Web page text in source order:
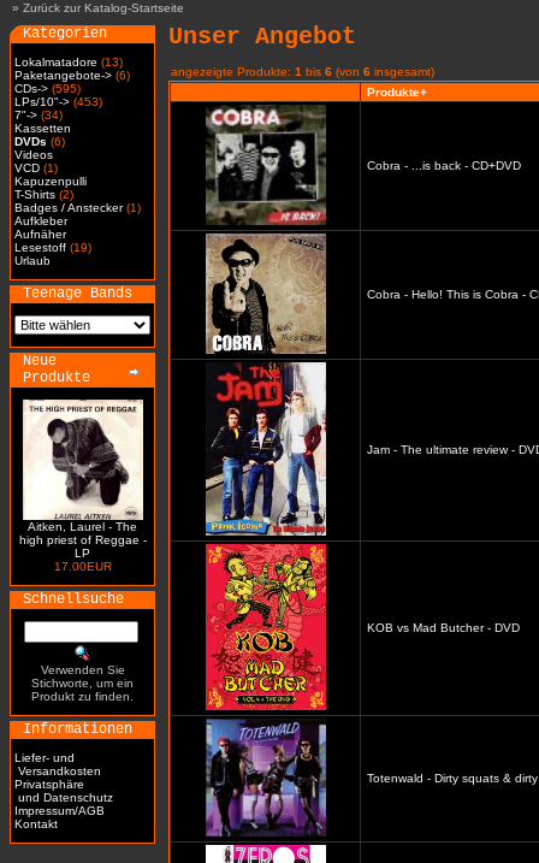
» Zurück zur Katalog-Startseite
Kategorien
Lokalmatadore (13)
Paketangebote-> (6)
CDs-> (595)
LPs/10"-> (453)
7"-> (34)
Kassetten
DVDs (6)
Videos
VCD (1)
Kapuzenpulli
T-Shirts (2)
Badges / Anstecker(1)
Aufkleber
Aufnäher
Lesestoff (19)
Urlaub
Teenage Bands
Neue
Produkte
Aitken, Laurel - The
high priest of Reggae -
LP
17.00EUR
Schnellsuche
Verwenden Sie
Stichworte, um ein
Produkt zu finden.
Informationen
Liefer- und
Versandkosten
Privatsphäre
und Datenschutz
Impressum/AGB
Kontakt
Unser Angebot
angezeigte Produkte: 1 bis 6 (von 6 insgesamt)
Produkte+
Cobra - ...is back - CD+DVD
Cobra - Hello! This is Cobra -
Jam - The ultimate review -
KOB vs Mad Butcher - DVD
Totenwald - Dirty squats &